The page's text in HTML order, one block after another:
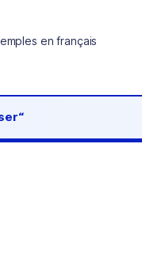
en français